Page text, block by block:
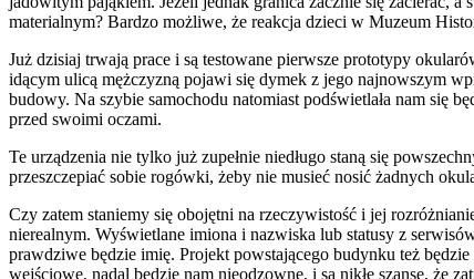
materialnym? Bardzo możliwe, że reakcja dzieci w Muzeum
Już dzisiaj trwają prace i są testowane pierwsze prototypy
idącym ulicą mężczyzną pojawi się dymek z jego najnowszym
budowy. Na szybie samochodu natomiast podświetlała nam się
przed swoimi oczami.
Te urządzenia nie tylko już zupełnie niedługo staną się
przeszczepiać sobie rogówki, żeby nie musieć nosić żadnych
Czy zatem staniemy się obojętni na rzeczywistość i jej
nierealnym. Wyświetlane imiona i nazwiska lub statusy z
prawdziwe będzie imię. Projekt powstającego budynku też
wejściowe, nadal będzie nam nieodzowne, i są nikłe szanse, że